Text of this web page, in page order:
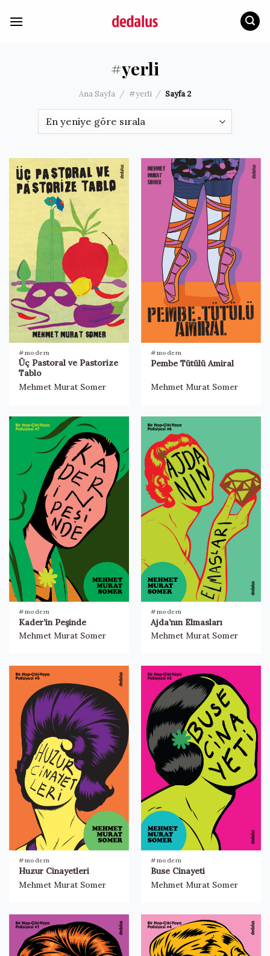
atla
#yerli
Ana Sayfa / #yerli / Sayfa 2
#modern
Üç Pastoral ve Pastorize
Tablo
Mehmet Murat Somer
#modern
Pembe Tütülü Amiral
Mehmet Murat Somer
#modern
Kader’in Peşinde
Mehmet Murat Somer
#modern
Ajda’nın Elmasları
Mehmet Murat Somer
#modern
Huzur Cinayetleri
Mehmet Murat Somer
#modern
Buse Cinayeti
Mehmet Murat Somer